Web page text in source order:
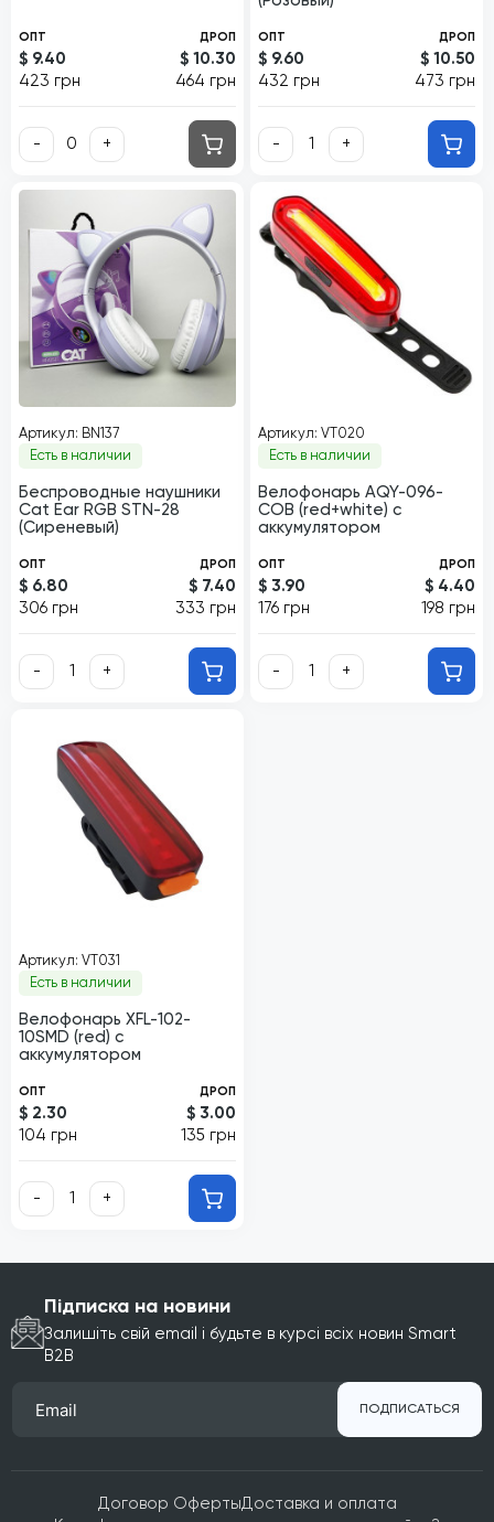
ОПТ
$ 9.40
423 грн
ДРОП
$ 10.30
464 грн
- +
ОПТ
$ 9.60
432 грн
ДРОП
$ 10.50
473 грн
- +
Артикул: BN137
Есть в наличии
Беспроводные наушники
Cat Ear RGB STN-28
(Сиреневый)
ОПТ
$ 6.80
306 грн
ДРОП
$ 7.40
333 грн
- +
Артикул: VT020
Есть в наличии
Велофонарь AQY-096-
COB (red+white) с
аккумулятором
ОПТ
$ 3.90
176 грн
ДРОП
$ 4.40
198 грн
- +
Артикул: VT031
Есть в наличии
Велофонарь XFL-102-
10SMD (red) с
аккумулятором
ОПТ
$ 2.30
104 грн
ДРОП
$ 3.00
135 грн
- +
Підписка на новини
Залишіть свій email і будьте в курсі всіх новин Smart
B2B
ПОДПИСАТЬСЯ
Договор ОфертыДоставка и оплата